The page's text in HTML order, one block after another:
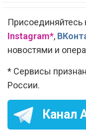
Присоединяйтесь
Instagram*,
новостями и
* Сервисы
России.
Канал